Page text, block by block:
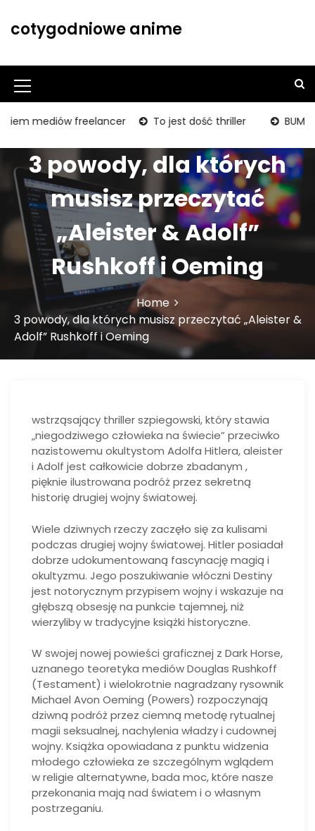
t
c
t
cotygodniowe anime
M
e
n
u
I
c
o
n
mediów freelancer To jest dość thriller BUM!
3 powody, dla których
musisz przeczytać
„Aleister & Adolf”
Rushkoff i Oeming
Home
3 powody, dla których musisz przeczytać „Aleister &
Adolf” Rushkoff i Oeming
wstrząsający thriller szpiegowski, który stawia
„niegodziwego człowieka na świecie” przeciwko
nazistowemu okultystom Adolfa Hitlera, aleister
i Adolf jest całkowicie dobrze zbadanym ,
pięknie ilustrowana podróż przez sekretną
historię drugiej wojny światowej.
Wiele dziwnych rzeczy zaczęło się za kulisami
podczas drugiej wojny światowej. Hitler posiadał
dobrze udokumentowaną fascynację magią i
okultyzmu. Jego poszukiwanie włóczni Destiny
jest notorycznym przypisem wojny i wskazuje na
głębszą obsesję na punkcie tajemnej, niż
wierzyliby w tradycyjne książki historyczne.
W swojej nowej powieści graficznej z Dark Horse,
uznanego teoretyka mediów Douglas Rushkoff
(Testament) i wielokrotnie nagradzany rysownik
Michael Avon Oeming (Powers) rozpoczynają
dziwną podróż przez ciemną metodę rytualnej
magii seksualnej, nachylenia władzy i cudownej
wojny. Książka opowiadana z punktu widzenia
młodego człowieka ze szczególnym wglądem
w religie alternatywne, bada moc, które nasze
przekonania mają nad światem i o własnym
postrzeganiu.